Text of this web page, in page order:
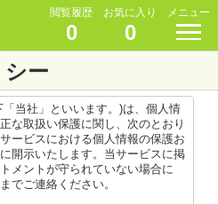
閲覧履歴
0
お気に入り
0
メニュー
ー
「当社」といいます。)は、個人情
な取扱い保護に関し、次のとおり
ービスにおける個人情報の保護お
開示いたします。当サービスに掲
メントが守られていない場合に
でご連絡ください。